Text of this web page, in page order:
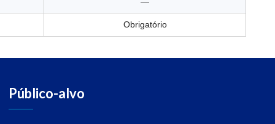
Obrigatório
Público-alvo